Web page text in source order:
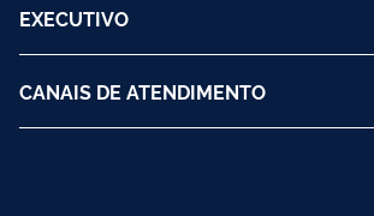
EXECUTIVO
CANAIS DE ATENDIMENTO